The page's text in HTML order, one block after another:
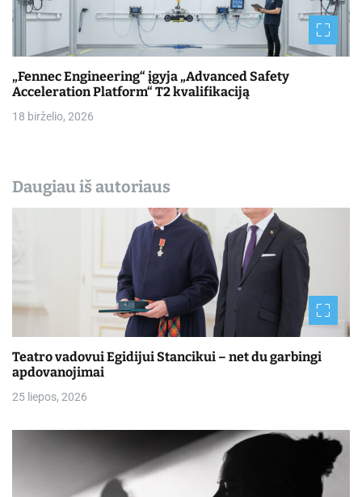
„Fennec Engineering“ įgyja „Advanced Safety
Acceleration Platform“ T2 kvalifikaciją
18 birželio, 2026
Daugiau iš autoriaus
Teatro vadovui Egidijui Stancikui – net du garbingi
apdovanojimai
25 liepos, 2026